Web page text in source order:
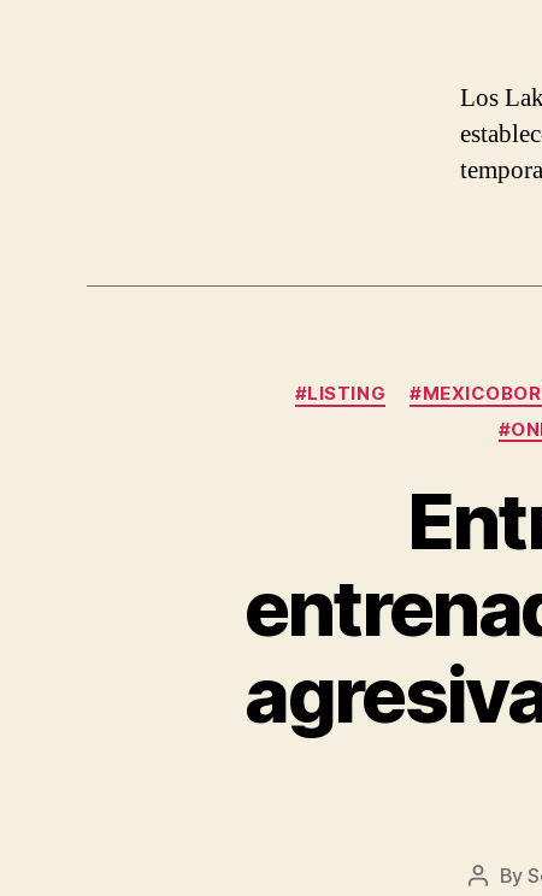
Los
#LISTING
Post
By